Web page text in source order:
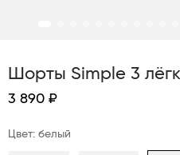
Шорты Simple 3
3 890 ₽
Цвет: белый